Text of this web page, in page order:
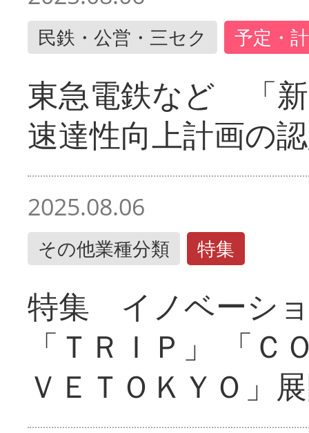
民鉄・公営・三セク 予定・
東急電鉄など 「
速達性向上計画の
2025.08.06
その他業種分類 特集
特集 イノベーシ
「ＴＲＩＰ」 「Ｃ
ＶＥＴＯＫＹＯ」